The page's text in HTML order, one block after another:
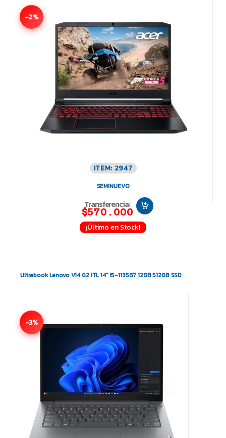
-2%
ITEM: 2947
SEMINUEVO
Transferencia:
$570.000
¡Último en Stock!
Ultrabook Lenovo V14 G2 ITL 14″ i5-1135G7 12GB 512GB SSD
-3%